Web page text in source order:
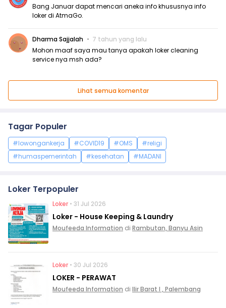
Bang Januar dapat mencari aneka info khususnya info
loker di AtmaGo.
Dharma Sajjalah
7 tahun yang lalu
Mohon maaf saya mau tanya apakah loker cleaning
service nya msh ada?
Lihat semua komentar
Tagar Populer
#lowongankerja #COVID19 #OMS
#religi
#humaspemerintah
#kesehatan #MADANI
Loker Terpopuler
Loker • 31 Jul 2026
Loker - House Keeping & Laundry
Moufeeda Information di Rambutan, Banyu Asin
Loker • 30 Jul 2026
LOKER - PERAWAT
Moufeeda Information di Ilir Barat I , Palembang